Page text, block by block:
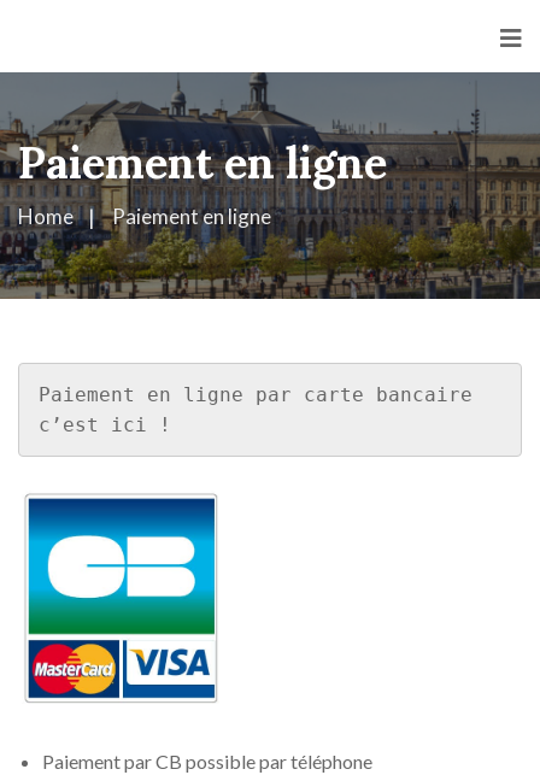
Paiement en ligne
Home Paiement en ligne
Paiement en ligne par carte bancaire
c’est ici !
Paiement par CB possible par téléphone